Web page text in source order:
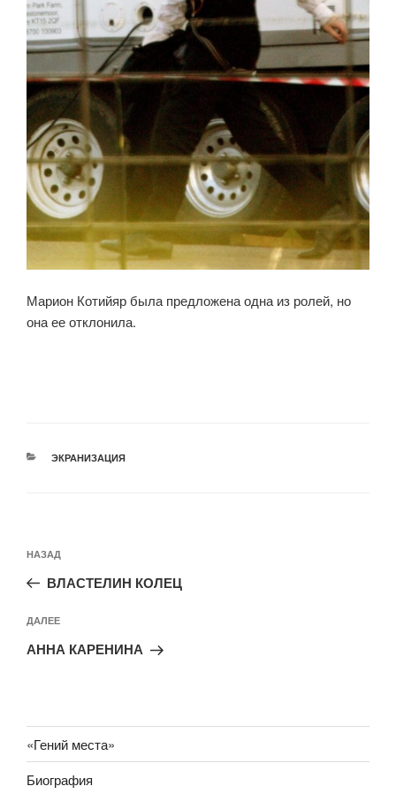
Марион Котийяр была предложена одна из ролей, но
она ее отклонила.
РУБРИКИ
ЭКРАНИЗАЦИЯ
по
записям
Предыдущая
запись:
НАЗАД
ВЛАСТЕЛИН КОЛЕЦ
Следующая
запись
ДАЛЕЕ
АННА КАРЕНИНА
«Гений места»
Биография